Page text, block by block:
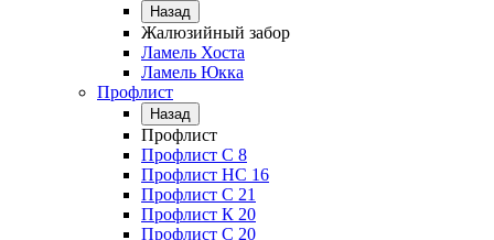
Назад
Жалюзийный забор
Ламель Хоста
Ламель Юкка
Профлист
Назад
Профлист
Профлист С 8
Профлист НС 16
Профлист C 21
Профлист К 20
Профлист С 20